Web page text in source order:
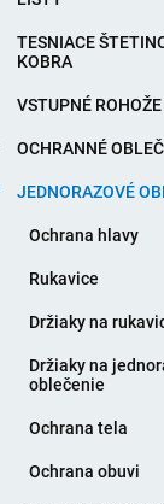
TESNIACE
KOBRA
VSTUPNÉ
OCHRANNÉ
JEDNORAZOVÉ
Ochrana hlavy
Rukavice
Držiaky na
Držiaky na
oblečenie
Ochrana tela
Ochrana obuvi